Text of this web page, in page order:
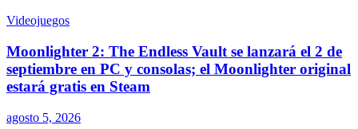
Videojuegos
Moonlighter 2: The Endless Vault se lanzará el 2 de
septiembre en PC y consolas; el Moonlighter original
estará gratis en Steam
agosto 5, 2026